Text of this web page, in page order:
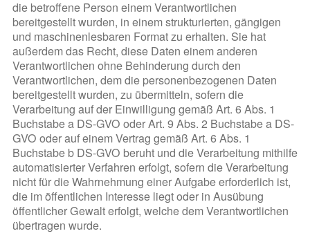
die betroffene Person einem Verantwortlichen
bereitgestellt wurden, in einem strukturierten, gängigen
und maschinenlesbaren Format zu erhalten. Sie hat
außerdem das Recht, diese Daten einem anderen
Verantwortlichen ohne Behinderung durch den
Verantwortlichen, dem die personenbezogenen Daten
bereitgestellt wurden, zu übermitteln, sofern die
Verarbeitung auf der Einwilligung gemäß Art. 6 Abs. 1
Buchstabe a DS-GVO oder Art. 9 Abs. 2 Buchstabe a DS-
GVO oder auf einem Vertrag gemäß Art. 6 Abs. 1
Buchstabe b DS-GVO beruht und die Verarbeitung mithilfe
automatisierter Verfahren erfolgt, sofern die Verarbeitung
nicht für die Wahrnehmung einer Aufgabe erforderlich ist,
die im öffentlichen Interesse liegt oder in Ausübung
öffentlicher Gewalt erfolgt, welche dem Verantwortlichen
übertragen wurde.